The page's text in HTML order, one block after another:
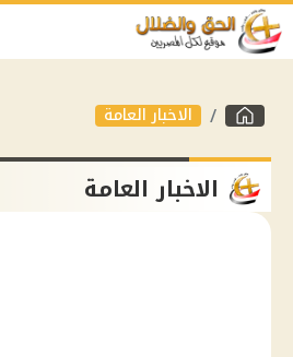
الاخبار العامة
الاخبار العامة